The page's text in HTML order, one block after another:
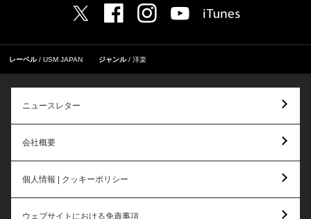
レーベル USM JAPAN ジャンル 洋楽
ニュースレター
会社概要
個人情報 | クッキーポリシー
ウェブサイトにおける免責事項